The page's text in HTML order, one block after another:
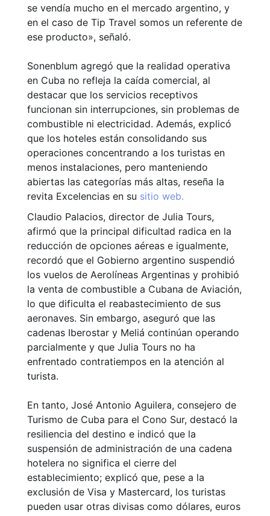
se vendía mucho en el mercado argentino, y
en el caso de Tip Travel somos un referente de
ese producto», señaló.
Sonenblum agregó que la realidad operativa
en Cuba no refleja la caída comercial, al
destacar que los servicios receptivos
funcionan sin interrupciones, sin problemas de
combustible ni electricidad. Además, explicó
que los hoteles están consolidando sus
operaciones concentrando a los turistas en
menos instalaciones, pero manteniendo
abiertas las categorías más altas, reseña la
revita Excelencias en su sitio web.
Claudio Palacios, director de Julia Tours,
afirmó que la principal dificultad radica en la
reducción de opciones aéreas e igualmente,
recordó que el Gobierno argentino suspendió
los vuelos de Aerolíneas Argentinas y prohibió
la venta de combustible a Cubana de Aviación,
lo que dificulta el reabastecimiento de sus
aeronaves. Sin embargo, aseguró que las
cadenas Iberostar y Meliá continúan operando
parcialmente y que Julia Tours no ha
enfrentado contratiempos en la atención al
turista.
En tanto, José Antonio Aguilera, consejero de
Turismo de Cuba para el Cono Sur, destacó la
resiliencia del destino e indicó que la
suspensión de administración de una cadena
hotelera no significa el cierre del
establecimiento; explicó que, pese a la
exclusión de Visa y Mastercard, los turistas
pueden usar otras divisas como dólares, euros